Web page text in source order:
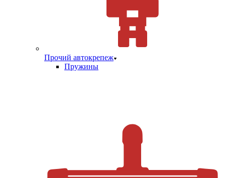
Прочий автокрепеж
Пружины